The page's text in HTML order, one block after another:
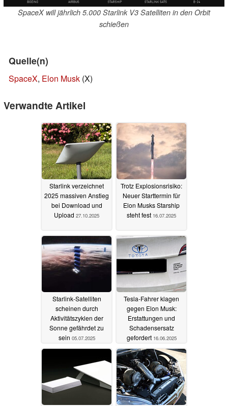
SpaceX will jährlich 5.000 Starlink V3 Satelliten in den Orbit
schießen
Quelle(n)
SpaceX, Elon Musk (X)
Verwandte Artikel
Starlink verzeichnet
2025 massiven Anstieg
bei Download und
Upload 27.10.2025
Trotz Explosionsrisiko:
Neuer Starttermin für
Elon Musks Starship
steht fest 16.07.2025
Starlink-Satelliten
scheinen durch
Aktivitätszyklen der
Sonne gefährdet zu
sein 05.07.2025
Tesla-Fahrer klagen
gegen Elon Musk:
Erstattungen und
Schadensersatz
gefordert 16.06.2025